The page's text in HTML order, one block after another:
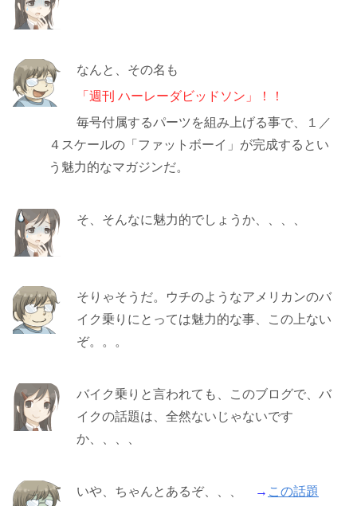
なんと、その名も
「週刊 ハーレーダビッドソン」！！
毎号付属するパーツを組み上げる事で、１／
４スケールの「ファットボーイ」が完成するとい
う魅力的なマガジンだ。
そ、そんなに魅力的でしょうか、、、、
そりゃそうだ。ウチのようなアメリカンのバ
イク乗りにとっては魅力的な事、この上ない
ぞ。。。
バイク乗りと言われても、このブログで、バ
イクの話題は、全然ないじゃないです
か、、、、
いや、ちゃんとあるぞ、、、 → この話題